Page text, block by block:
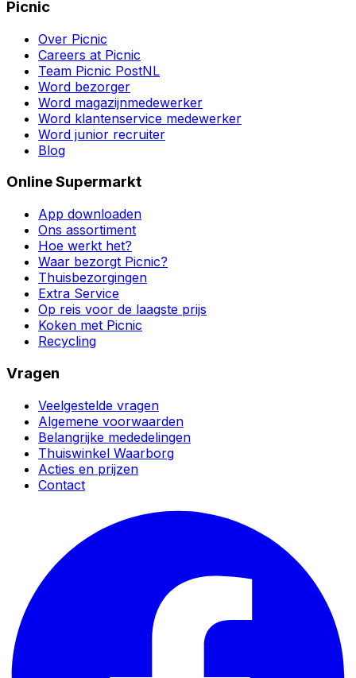
Picnic
Over Picnic
Careers at Picnic
Team Picnic PostNL
Word bezorger
Word magazijnmedewerker
Word klantenservice medewerker
Word junior recruiter
Blog
Online Supermarkt
App downloaden
Ons assortiment
Hoe werkt het?
Waar bezorgt Picnic?
Thuisbezorgingen
Extra Service
Op reis voor de laagste prijs
Koken met Picnic
Recycling
Vragen
Veelgestelde vragen
Algemene voorwaarden
Belangrijke mededelingen
Thuiswinkel Waarborg
Acties en prijzen
Contact